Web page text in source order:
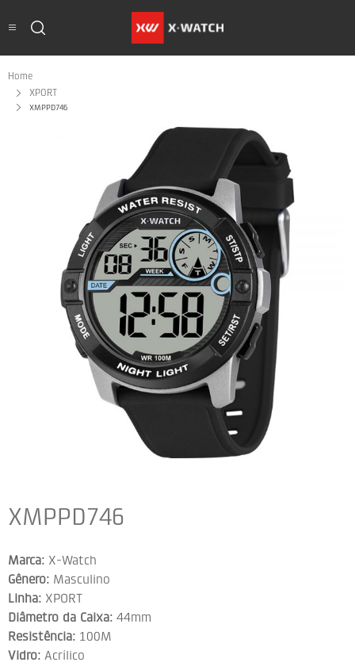
Home
XPORT
XMPPD746
XMPPD746
Marca: X-Watch
Gênero: Masculino
Linha: XPORT
Diâmetro da Caixa: 44mm
Resistência: 100M
Vidro: Acrílico